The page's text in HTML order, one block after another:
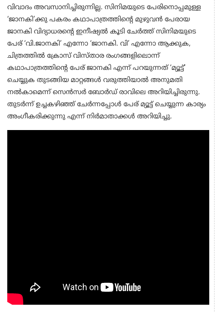
വിവാദം അവസാനിച്ചിരുന്നില്ല. സിനിമയുടെ പേരിനൊപ്പമുള്ള
‘ജാനകി’ക്കു പകരം കഥാപാത്രത്തിന്റെ മുഴുവൻ പേരായ
ജാനകി വിദ്യാധരന്റെ ഇനീഷ്യൽ കൂടി ചേർത്ത് സിനിമയുടെ
പേര് ‘വി.ജാനകി’ എന്നോ ‘ജാനകി. വി’ എന്നോ ആക്കുക,
ചിത്രത്തില്‍ ക്രോസ് വിസ്താര രംഗങ്ങളിലൊന്ന്
കഥാപാത്രത്തിന്റെ പേര് ജാനകി എന്ന് പറയുന്നത് ‘മ്യൂട്ട്’
ചെയ്യുക തുടങ്ങിയ മാറ്റങ്ങൾ‍ വരുത്തിയാൽ അനുമതി
നൽകാമെന്ന് സെൻസർ ബോർഡ് രാവിലെ അറിയിച്ചിരുന്നു.
തുടർന്ന് ഉച്ചകഴിഞ്ഞ് ചേർന്നപ്പോൾ പേര് മ്യൂട്ട് ചെയ്യുന്ന കാര്യം
അംഗീകരിക്കുന്നു എന്ന് നിർമാതാക്കള്‍ അറിയിച്ചു.